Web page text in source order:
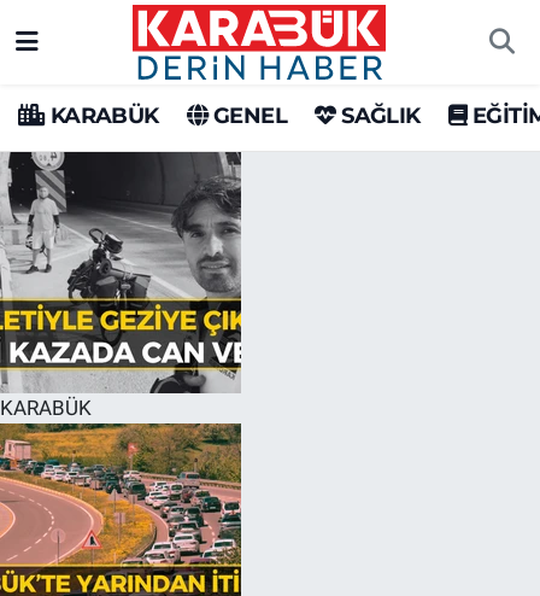
KARABÜK GENEL SAĞLIK
KARABÜK
Karabük Hava Durumu
Karabük Trafik Yoğunluk Haritası
Süper Lig Puan Durumu ve Fikstür
Tüm Manşetler
Son Dakika Haberleri
Haber Arşivi